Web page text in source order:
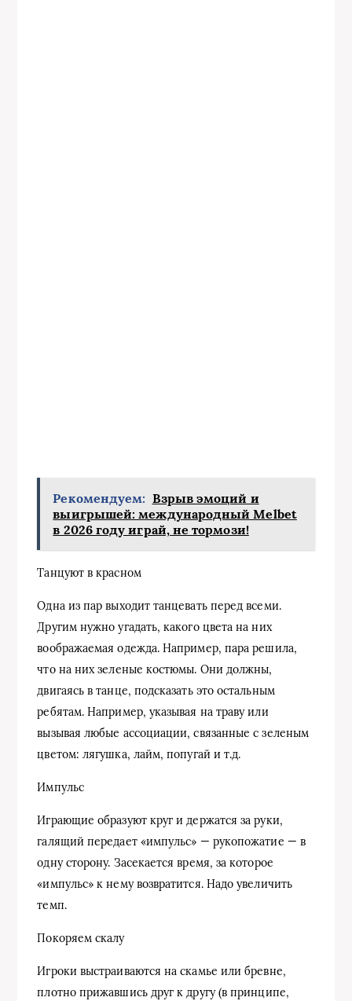
Рекомендуем: Взрыв эмоций и
выигрышей: международный Melbet
в 2026 году играй, не тормози!
Танцуют в красном
Одна из пар выходит танцевать перед всеми.
Другим нужно угадать, какого цвета на них
воображаемая одежда. Например, пара решила,
что на них зеленые костюмы. Они должны,
двигаясь в танце, подсказать это остальным
ребятам. Например, указывая на траву или
вызывая любые ассоциации, связанные с зеленым
цветом: лягушка, лайм, попугай и т.д.
Импульс
Играющие образуют круг и держатся за руки,
галящий передает «импульс» — рукопожатие — в
одну сторону. Засекается время, за которое
«импульс» к нему возвратится. Надо увеличить
темп.
Покоряем скалу
Игроки выстраиваются на скамье или бревне,
плотно прижавшись друг к другу (в принципе,